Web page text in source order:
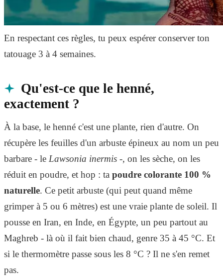
En respectant ces règles, tu peux espérer conserver ton
tatouage 3 à 4 semaines.
Qu'est-ce que le henné,
exactement ?
À la base, le henné c'est une plante, rien d'autre. On
récupère les feuilles d'un arbuste épineux au nom un peu
barbare - le Lawsonia inermis -, on les sèche, on les
réduit en poudre, et hop : ta poudre colorante 100 %
naturelle. Ce petit arbuste (qui peut quand même
grimper à 5 ou 6 mètres) est une vraie plante de soleil. Il
pousse en Iran, en Inde, en Égypte, un peu partout au
Maghreb - là où il fait bien chaud, genre 35 à 45 °C. Et
si le thermomètre passe sous les 8 °C ? Il ne s'en remet
pas.